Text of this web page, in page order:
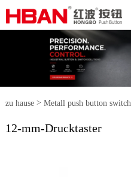
zu hause> Metall push button switch
>12-mm-Drucktaster
12-mm-Drucktaster